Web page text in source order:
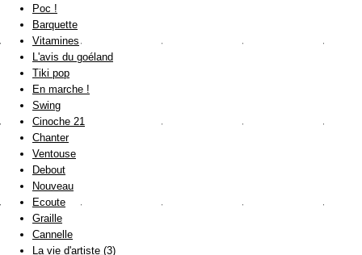
Poc !
Barquette
Vitamines
L'avis du goéland
Tiki pop
En marche !
Swing
Cinoche 21
Chanter
Ventouse
Debout
Nouveau
Ecoute
Graille
Cannelle
La vie d'artiste (3)